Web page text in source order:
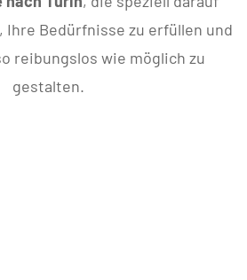
Bedürfnisse zu erfüllen und
reibungslos wie möglich zu
gestalten.